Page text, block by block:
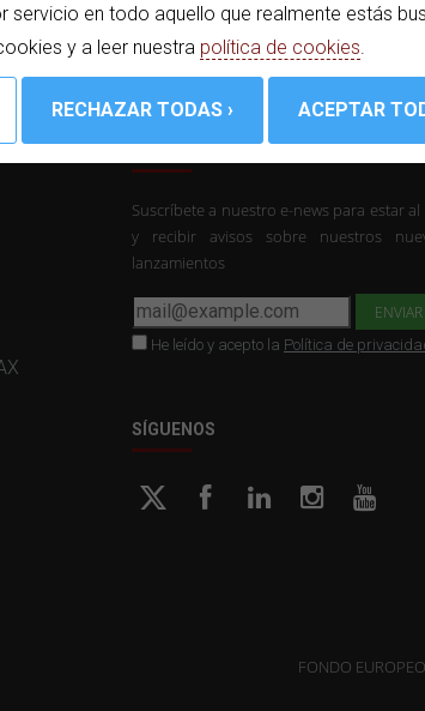
servicio en todo aquello que realmente estás
y a leer nuestra política de cookies.
E-NEWS
Suscríbete a nuestro e-news para estar al
y recibir avisos sobre nuestros
lanzamientos
He leído y acepto la Política de
SÍGUENOS
FONDO